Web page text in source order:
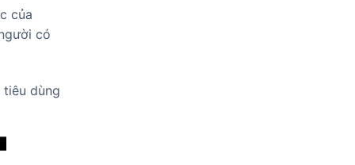
của
có
dùng